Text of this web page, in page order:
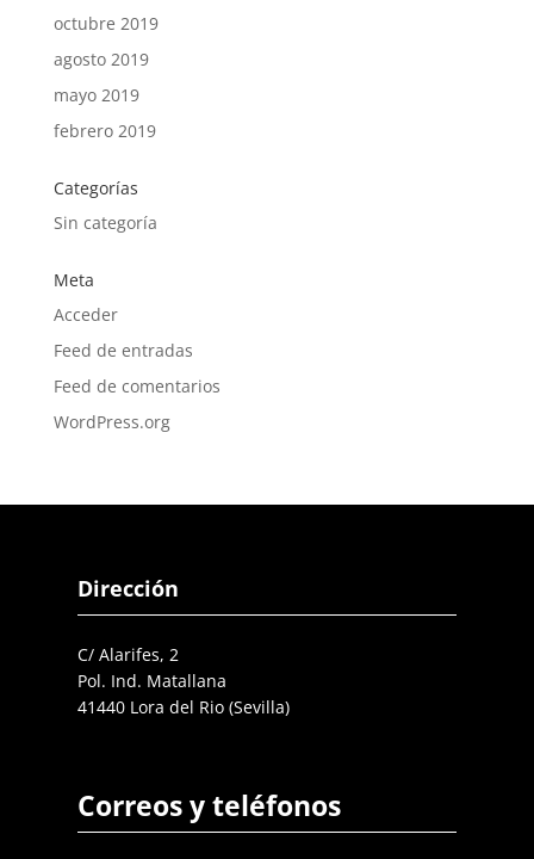
octubre 2019
agosto 2019
mayo 2019
febrero 2019
Categorías
Sin categoría
Meta
Acceder
Feed de entradas
Feed de comentarios
WordPress.org
Dirección
C/ Alarifes, 2
Pol. Ind. Matallana
41440 Lora del Rio (Sevilla)
Correos y teléfonos